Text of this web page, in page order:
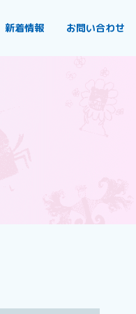
新着情報 お問い合わせ